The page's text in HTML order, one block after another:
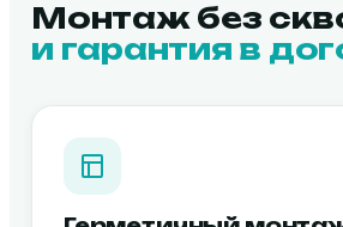
Монтаж без
и гарантия в